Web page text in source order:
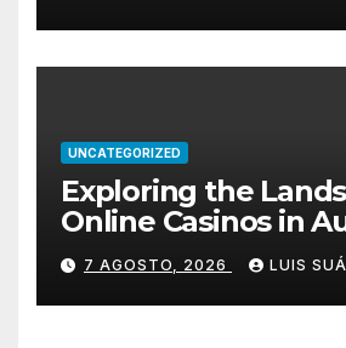
UNCATEGORIZED
Exploring the
Online Casinos in
7 AGOSTO, 2026 LUIS